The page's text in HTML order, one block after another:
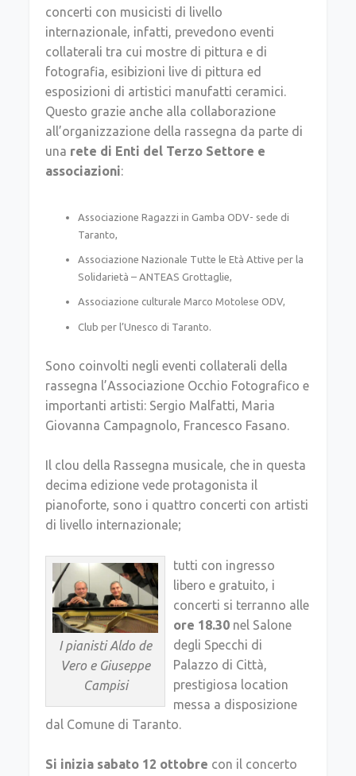
concerti con musicisti di livello
internazionale, infatti, prevedono eventi
collaterali tra cui mostre di pittura e di
fotografia, esibizioni live di pittura ed
esposizioni di artistici manufatti ceramici.
Questo grazie anche alla collaborazione
all’organizzazione della rassegna da parte di
una rete di Enti del Terzo Settore e
associazioni:
Associazione Ragazzi in Gamba ODV- sede di
Taranto,
Associazione Nazionale Tutte le Età Attive per la
Solidarietà – ANTEAS Grottaglie,
Associazione culturale Marco Motolese ODV,
Club per l’Unesco di Taranto.
Sono coinvolti negli eventi collaterali della
rassegna l’Associazione Occhio Fotografico e
importanti artisti: Sergio Malfatti, Maria
Giovanna Campagnolo, Francesco Fasano.
Il clou della Rassegna musicale, che in questa
decima edizione vede protagonista il
pianoforte, sono i quattro concerti con artisti
di livello internazionale;
I pianisti Aldo de
Vero e Giuseppe
Campisi
tutti con ingresso
libero e gratuito, i
concerti si terranno alle
ore 18.30 nel Salone
degli Specchi di
Palazzo di Città,
prestigiosa location
messa a disposizione
dal Comune di Taranto.
Si inizia sabato 12 ottobre con il concerto